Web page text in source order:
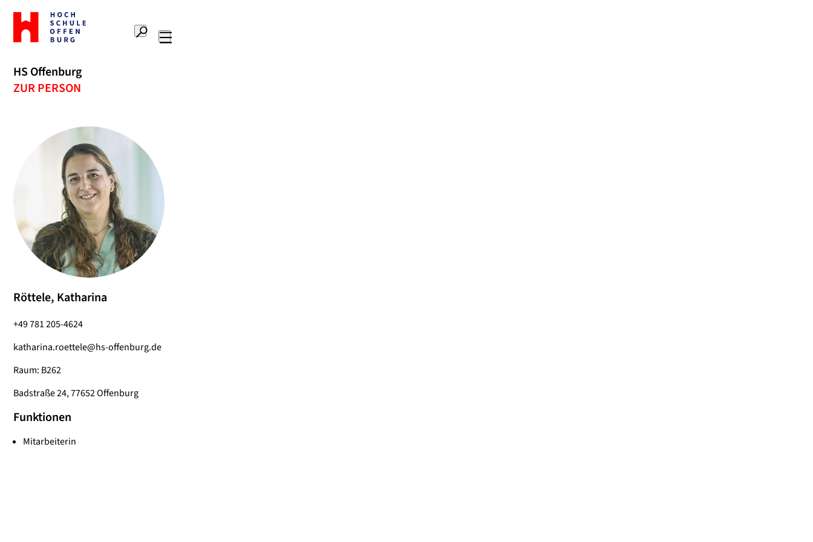
Zur
Startseite
Hochschule
Suche
HS Offenburg
ZUR PERSON
Röttele, Katharina
+49 781 205-4624
katharina.roettele@hs-offenburg.de
Raum: B262
Badstraße 24, 77652 Offenburg
Funktionen
Mitarbeiterin